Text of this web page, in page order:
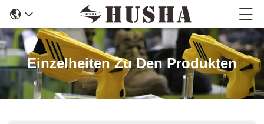
Einzelheiten Zu Den Produkten